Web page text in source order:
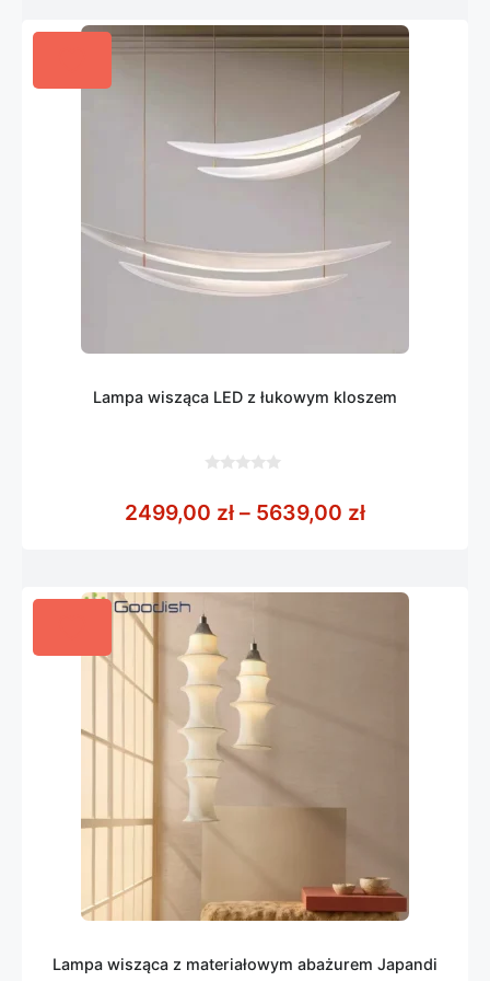
Lampa wisząca LED z łukowym kloszem
5
2499,00 zł – 5639,00 złZakres cen:
Lampa wisząca z materiałowym abażurem Japandi